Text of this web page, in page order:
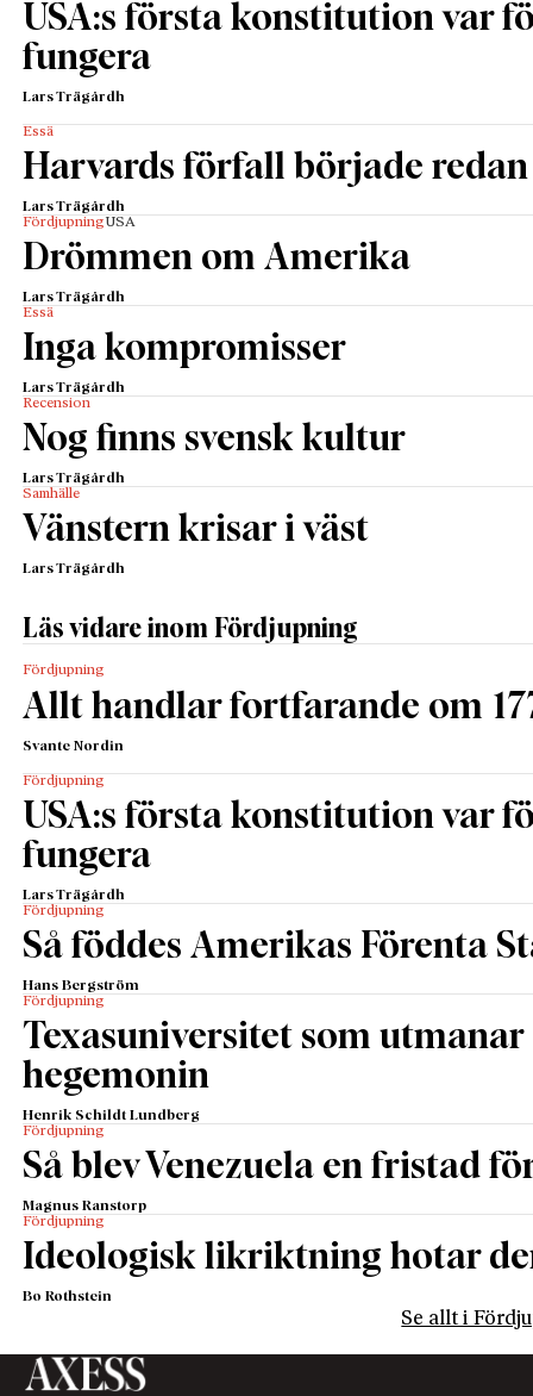
USA:s första konstitution var
fungera
Lars Trägårdh
Essä
Harvards förfall började
Lars Trägårdh
FördjupningUSA
Drömmen om Amerika
Lars Trägårdh
Essä
Inga kompromisser
Lars Trägårdh
Recension
Nog finns svensk kultur
Lars Trägårdh
Samhälle
Vänstern krisar i väst
Lars Trägårdh
Läs vidare inom Fördjupning
Fördjupning
Allt handlar fortfarande om
Svante Nordin
Fördjupning
USA:s första konstitution var
fungera
Lars Trägårdh
Fördjupning
Så föddes Amerikas Förenta
Hans Bergström
Fördjupning
Texasuniversitet som utmanar
hegemonin
Henrik Schildt Lundberg
Fördjupning
Så blev Venezuela en fristad
Magnus Ranstorp
Fördjupning
Ideologisk likriktning hotar
Bo Rothstein
Se allt i